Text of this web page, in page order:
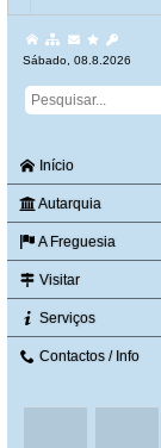
Sábado, 08.8.2026
Início
Autarquia
A Freguesia
Visitar
Serviços
Contactos / Info